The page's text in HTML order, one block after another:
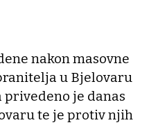
nakon masovne
u Bjelovaru
privedeno je danas
te je protiv njih